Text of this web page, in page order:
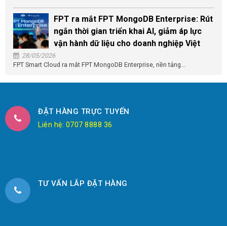
FPT ra mắt FPT MongoDB Enterprise: Rút
ngắn thời gian triển khai AI, giảm áp lực
vận hành dữ liệu cho doanh nghiệp Việt
28/05/2026
FPT Smart Cloud ra mắt FPT MongoDB Enterprise, nền tảng...
ĐẶT HÀNG TRỰC TUYẾN
Liên hệ: 0707 8888 36
TƯ VẤN LẮP ĐẶT HÀNG